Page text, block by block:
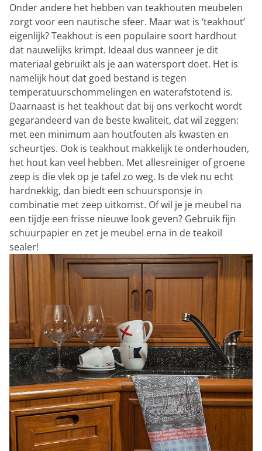
Onder andere het hebben van teakhouten meubelen
zorgt voor een nautische sfeer. Maar wat is ‘teakhout’
eigenlijk? Teakhout is een populaire soort hardhout
dat nauwelijks krimpt. Ideaal dus wanneer je dit
materiaal gebruikt als je aan watersport doet. Het is
namelijk hout dat goed bestand is tegen
temperatuurschommelingen en waterafstotend is.
Daarnaast is het teakhout dat bij ons verkocht wordt
gegarandeerd van de beste kwaliteit, dat wil zeggen:
met een minimum aan houtfouten als kwasten en
scheurtjes. Ook is teakhout makkelijk te onderhouden,
het hout kan veel hebben. Met allesreiniger of groene
zeep is die vlek op je tafel zo weg. Is de vlek nu echt
hardnekkig, dan biedt een schuursponsje in
combinatie met zeep uitkomst. Of wil je je meubel na
een tijdje een frisse nieuwe look geven? Gebruik fijn
schuurpapier en zet je meubel erna in de teakoil
sealer!